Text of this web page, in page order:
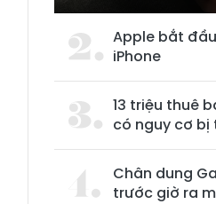
Apple bắt
iPhone
13 triệu thuê
có nguy cơ bị
Chân dung
trước giờ ra